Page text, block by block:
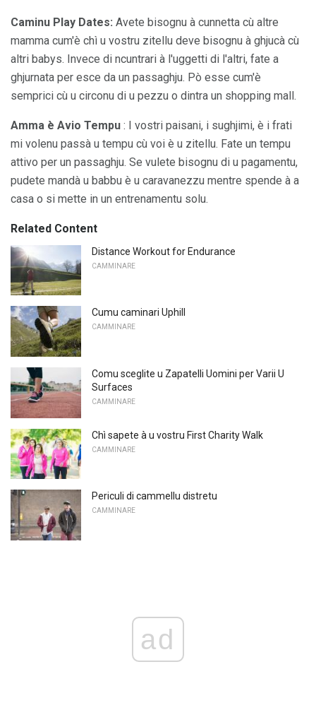
Caminu Play Dates: Avete bisognu à cunnetta cù altre
mamma cum'è chì u vostru zitellu deve bisognu à ghjucà cù
altri babys. Invece di ncuntrari à l'uggetti di l'altri, fate a
ghjurnata per esce da un passaghju. Pò esse cum'è
semprici cù u circonu di u pezzu o dintra un shopping mall.
Amma è Avio Tempu : I vostri paisani, i sughjimi, è i frati
mi volenu passà u tempu cù voi è u zitellu. Fate un tempu
attivo per un passaghju. Se vulete bisognu di u pagamentu,
pudete mandà u babbu è u caravanezzu mentre spende à a
casa o si mette in un entrenamentu solu.
Related Content
Distance Workout for Endurance
CAMMINARE
Cumu caminari Uphill
CAMMINARE
Comu sceglite u Zapatelli Uomini per Varii U
Surfaces
CAMMINARE
Chì sapete à u vostru First Charity Walk
CAMMINARE
Periculi di cammellu distretu
CAMMINARE
ad